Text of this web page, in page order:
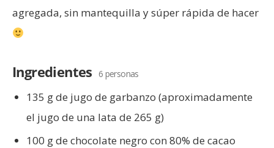
agregada, sin mantequilla y súper rápida de hacer
Ingredientes 6 personas
135 g de jugo de garbanzo (aproximadamente
el jugo de una lata de 265 g)
100 g de chocolate negro con 80% de cacao